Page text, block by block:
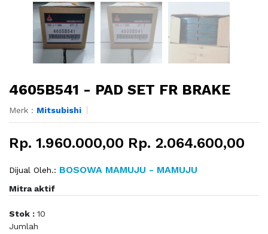
4605B541 - PAD SET FR BRAKE
Merk : Mitsubishi
Rp. 1.960.000,00 Rp. 2.064.600,00
Dijual Oleh.: BOSOWA MAMUJU - MAMUJU
Mitra aktif
Stok : 10
Jumlah